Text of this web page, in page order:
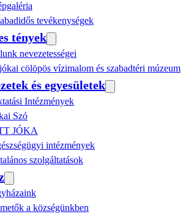
tevékenységek
tények
nevezetességei
cölöpös vízimalom és szabadtéri múzeum
és egyesületek
Intézmények
Szó
JÓKA
intézmények
szolgáltatások
a községünkben